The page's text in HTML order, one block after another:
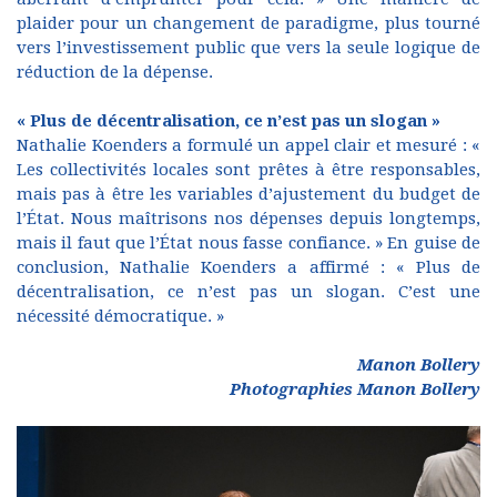
plaider pour un changement de paradigme, plus tourné
vers l’investissement public que vers la seule logique de
réduction de la dépense.
« Plus de décentralisation, ce n’est pas un slogan »
Nathalie Koenders a formulé un appel clair et mesuré : «
Les collectivités locales sont prêtes à être responsables,
mais pas à être les variables d’ajustement du budget de
l’État. Nous maîtrisons nos dépenses depuis longtemps,
mais il faut que l’État nous fasse confiance. » En guise de
conclusion, Nathalie Koenders a affirmé : « Plus de
décentralisation, ce n’est pas un slogan. C’est une
nécessité démocratique. »
Manon Bollery
Photographies Manon Bollery